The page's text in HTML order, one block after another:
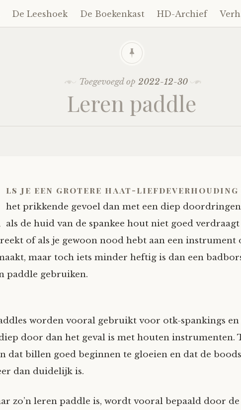
De Leeshoek De Boekenkast HD-Archief
Toegevoegd op 2022-12-30
Leren paddle
ls je een grotere haat-liefdeverhouding
het prikkende gevoel dan met een diep
als de huid van de spankee hout niet goed
of als je gewoon nood hebt aan een instrument
maar toch iets minder heftig is dan een
paddle gebruiken.
worden vooral gebruikt voor otk-spankings
door dan het geval is met houten instrumenten.
dat billen goed beginnen te gloeien en dat de
dan duidelijk is.
zo’n leren paddle is, wordt vooral bepaald door